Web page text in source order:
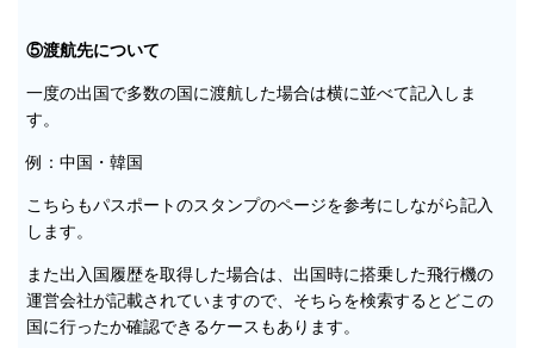
⑤渡航先について
一度の出国で多数の国に渡航した場合は横に並べて記入しま
す。
例：中国・韓国
こちらもパスポートのスタンプのページを参考にしながら記入
します。
また出入国履歴を取得した場合は、出国時に搭乗した飛行機の
運営会社が記載されていますので、そちらを検索するとどこの
国に行ったか確認できるケースもあります。